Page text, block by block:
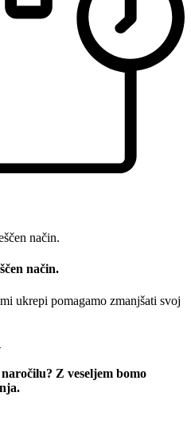
način.
ukrepi pomagamo zmanjšati svoj
Z veseljem bomo